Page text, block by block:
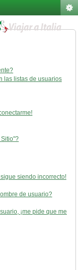
las listas de usuarios
siendo incorrecto!
de usuario?
¡me pide que me